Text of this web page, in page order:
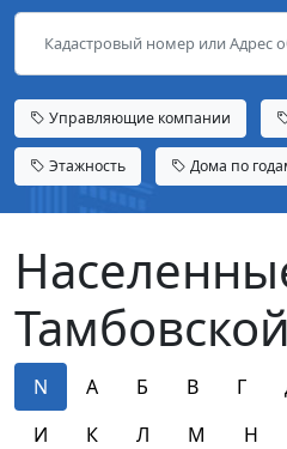
Управляющие компании
Этажность Дома по
N А Б В Г
И
К Л М Н